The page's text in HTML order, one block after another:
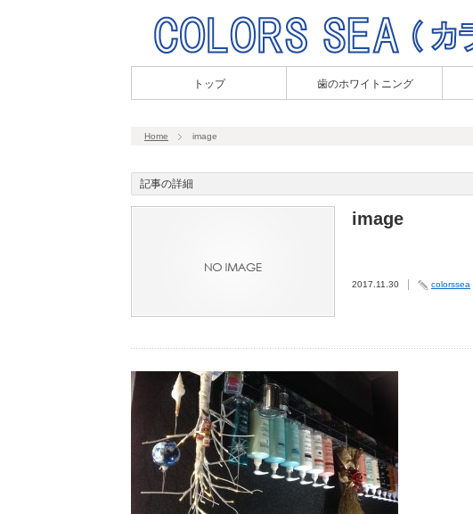
トップ 歯のホワイトニング
Home image
記事の詳細
image
2017.11.30 colorssea